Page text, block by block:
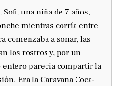
Sofi, una niña de 7 años,
mientras corría entre
comenzaba a sonar, las
los rostros y, por un
parecía compartir la
Era la Caravana Coca-